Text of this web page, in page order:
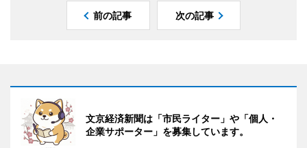
前の記事 次の記事
文京経済新聞は「市民ライター」や「個人・
企業サポーター」を募集しています。